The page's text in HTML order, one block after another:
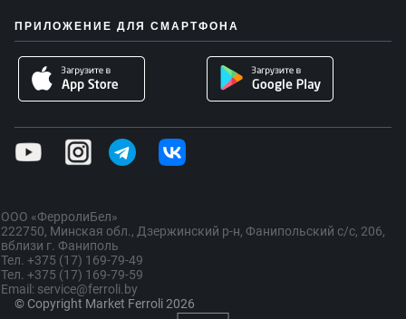
ПРИЛОЖЕНИЕ ДЛЯ СМАРТФОНА
ООО «ФерролиБел»
222750, Минская обл., Дзержинский р-н, Фанипольский с/с, 206,
вблизи г. Фаниполь
Тел. +375 (17) 169-79-49
Тел. +375 (17) 169-79-59
Email: service@ferroli.by
© Copyright Market Ferroli 2026